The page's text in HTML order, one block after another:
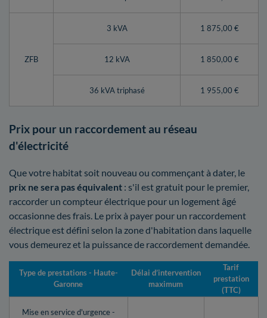
ZFB
3 kVA 1 875,00 €
12 kVA 1 850,00 €
36 kVA triphasé 1 955,00 €
Prix pour un raccordement au réseau
d'électricité
Que votre habitat soit nouveau ou commençant à dater, le
prix ne sera pas équivalent : s'il est gratuit pour le premier,
raccorder un compteur électrique pour un logement âgé
occasionne des frais. Le prix à payer pour un raccordement
électrique est défini selon la zone d'habitation dans laquelle
vous demeurez et la puissance de raccordement demandée.
Type de prestations - Haute-
Garonne
Délai d’intervention
maximum
Tarif
prestation
(TTC)
Mise en service d'urgence -